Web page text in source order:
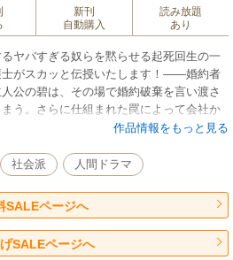
新刊
自動購入
読み放題
あり
ヤバすぎる奴らを黙らせる起死回生の一
士がスカッと伝授いたします！――婚約者
公の碧は、その場で婚約破棄を言い渡さ
う。さらに仕組まれた罠によって会社か
がよぎった瞬間「俺に心理的外傷を与え
大逆転劇が!? 本作品は小説投稿サイト
ツンデレ弁護士とアンラッキーシンデレ
してやるよ～」のコミカライズです。
作品情報をもっと見る
社会派 人間ドラマ
SALEページへ
SALEページへ